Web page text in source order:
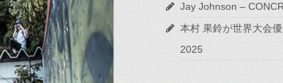
Jay Johnson –
本村 果鈴が世界大会
2025